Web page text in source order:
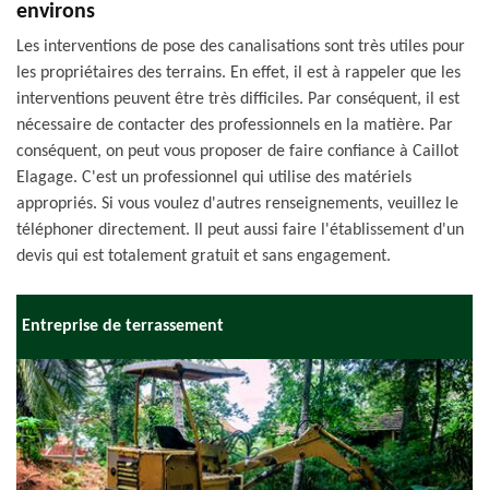
environs
Les interventions de pose des canalisations sont très utiles pour
les propriétaires des terrains. En effet, il est à rappeler que les
interventions peuvent être très difficiles. Par conséquent, il est
nécessaire de contacter des professionnels en la matière. Par
conséquent, on peut vous proposer de faire confiance à Caillot
Elagage. C'est un professionnel qui utilise des matériels
appropriés. Si vous voulez d'autres renseignements, veuillez le
téléphoner directement. Il peut aussi faire l'établissement d'un
devis qui est totalement gratuit et sans engagement.
Entreprise de terrassement